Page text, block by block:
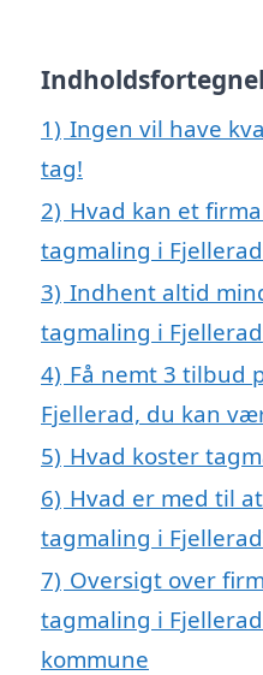
1) Ingen vil have
tag!
2) Hvad kan et
tagmaling i
3) Indhent altid
tagmaling i Fjellerad
4) Få nemt 3 tilbud
Fjellerad, du kan
5) Hvad koster
6) Hvad er med til
tagmaling i
7) Oversigt over
tagmaling i
kommune